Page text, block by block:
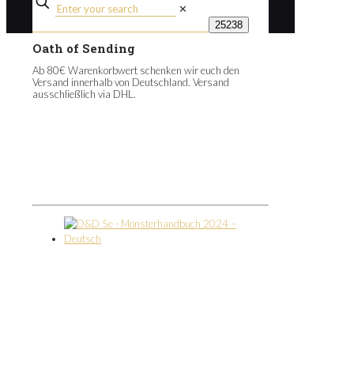
✕
Oath of Sending
Ab 80€ Warenkorbwert schenken wir euch den
Versand innerhalb von Deutschland. Versand
ausschließlich via DHL.